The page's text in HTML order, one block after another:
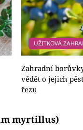
UŽITKOVÁ
Zahradní
vědět o jejich
řezu
myrtillus)